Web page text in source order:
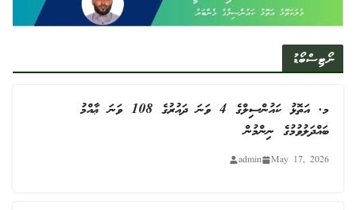
ނޯޓިސްބޯޑު
މ. އަތޮޅު ކައުންސިލްގެ 4 ވަނަ ދައުރުގެ 108 ވަނަ ޢާއްމު
ބައްދަލުވުމުގެ ނިންމުން
May 17, 2026
admin